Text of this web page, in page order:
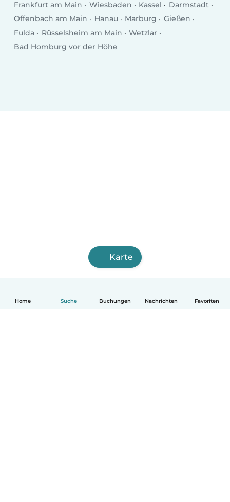
Home Suche Buchungen Nachrichten Favoriten
Frankfurt am Main Wiesbaden Kassel
Darmstadt
Offenbach am Main
Hanau Marburg
Gießen
Fulda
Rüsselsheim am Main
Wetzlar
Bad Homburg vor der Höhe
Karte